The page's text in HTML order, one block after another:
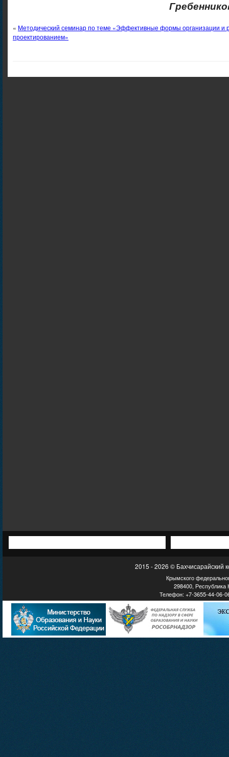
« Методический семинар по теме «Эффективные формы организации и
проектированием»
2015 - 2026 © Бахчисарайский
Крымского
298400, Республика
Телефон: +7-3655-44-06-